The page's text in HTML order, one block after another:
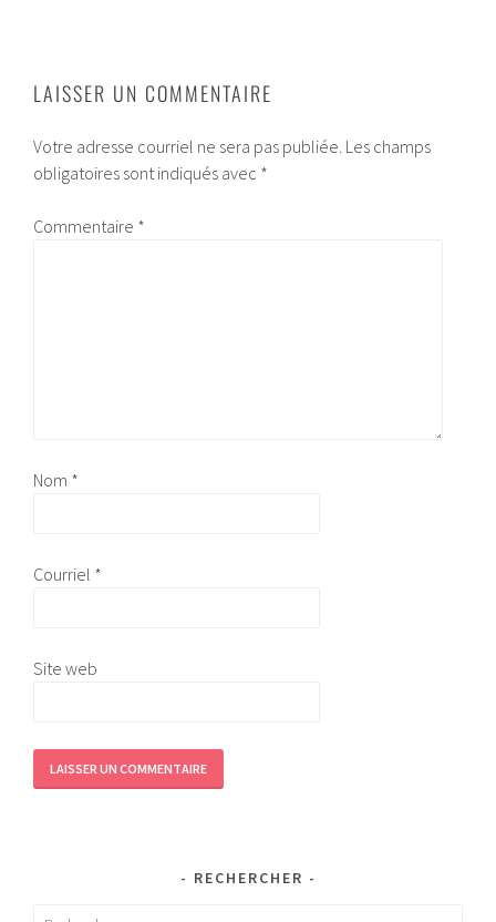
LAISSER UN COMMENTAIRE
Votre adresse courriel ne sera pas publiée. Les champs
obligatoires sont indiqués avec *
Commentaire *
Nom *
Courriel *
Site web
RECHERCHER
Rechercher :